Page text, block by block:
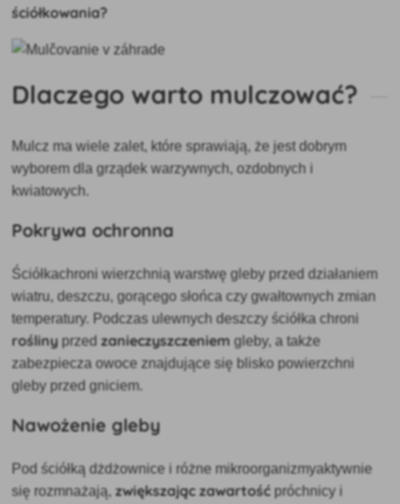
ściółkowania?
Dlaczego warto mulczować?
Mulcz ma wiele zalet, które sprawiają, że jest dobrym
wyborem dla grządek warzywnych, ozdobnych i
kwiatowych.
Pokrywa ochronna
Ściółkachroni wierzchnią warstwę gleby przed działaniem
wiatru, deszczu, gorącego słońca czy gwałtownych zmian
temperatury. Podczas ulewnych deszczy ściółka chroni
roślinyprzed zanieczyszczeniemgleby, a także
zabezpiecza owoce znajdujące się blisko powierzchni
gleby przed gniciem.
Nawożenie gleby
Pod ściółką dżdżownice i różne mikroorganizmyaktywnie
się rozmnażają, zwiększając zawartość próchnicy i